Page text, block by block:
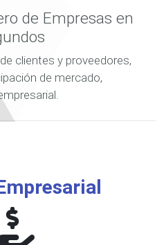
de Empresas en
clientes y proveedores,
de mercado,